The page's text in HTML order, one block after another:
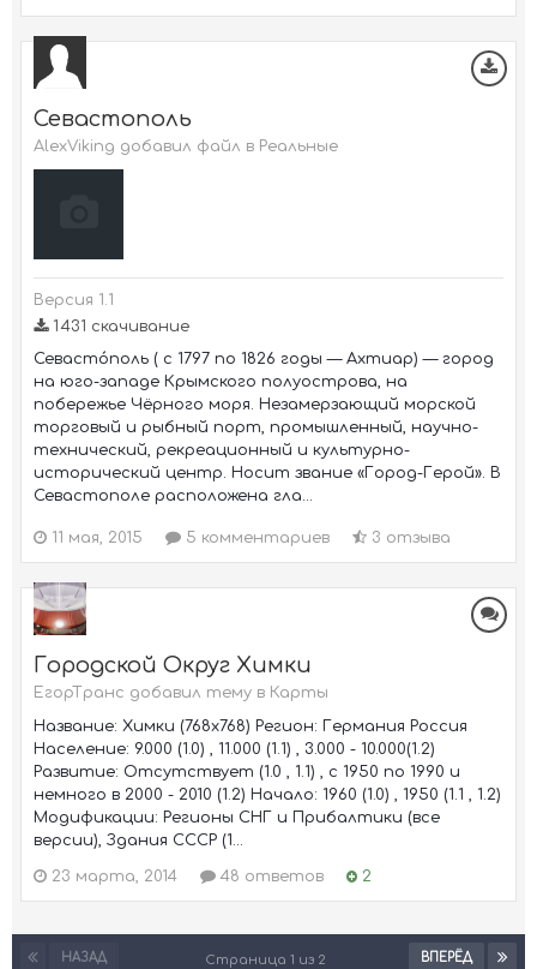
Севастополь
AlexViking добавил файл в Реальные
Версия 1.1
1 431 скачивание
Севасто́поль ( с 1797 по 1826 годы — Ахтиар) — город
на юго-западе Крымского полуострова, на
побережье Чёрного моря. Незамерзающий морской
торговый и рыбный порт, промышленный, научно-
технический, рекреационный и культурно-
исторический центр. Носит звание «Город-Герой». В
Севастополе расположена гла...
11 мая, 2015 5 комментариев 3 отзыва
Городской Округ Химки
ЕгорТранс добавил тему в Карты
Название: Химки (768х768) Регион: Германия Россия
Население: 9.000 (1.0) , 11.000 (1.1) , 3.000 - 10.000(1.2)
Развитие: Отсутствует (1.0 , 1.1) , с 1950 по 1990 и
немного в 2000 - 2010 (1.2) Начало: 1960 (1.0) , 1950 (1.1 , 1.2)
Модификации: Регионы СНГ и Прибалтики (все
версии), Здания СССР (1...
23 марта, 2014 48 ответов 2
НАЗАД ВПЕРЁД
Страница 1 из 2